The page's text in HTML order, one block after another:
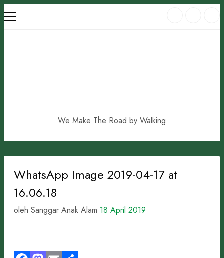
Skip
to
We Make The Road by Walking
WhatsApp Image 2019-04-17 at
16.06.18
oleh Sanggar Anak Alam 18 April 2019